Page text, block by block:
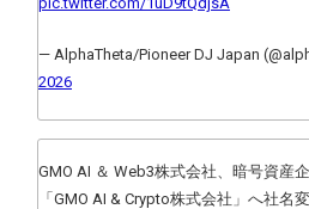
— AlphaTheta/Pioneer DJ Japan
2026
GMO AI ＆ Web3株式会社、暗号資産
「GMO AI & Crypto株式会社」へ社名